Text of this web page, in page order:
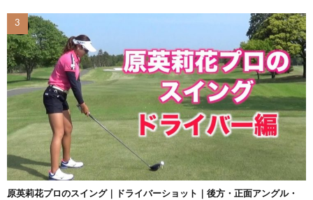
原英莉花プロのスイング｜ドライバーショット｜後方・正面アングル・